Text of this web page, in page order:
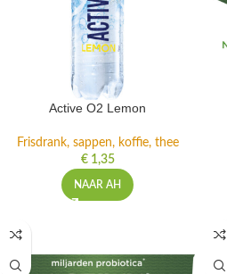
Active O2 Lemon
Frisdrank, sappen, koffie, thee
€1,35
NAAR AH